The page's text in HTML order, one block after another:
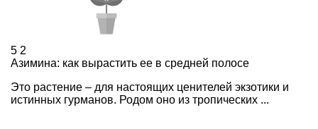
5 2
Азимина: как вырастить ее в средней полосе
Это растение – для настоящих ценителей экзотики и
истинных гурманов. Родом оно из тропических ...